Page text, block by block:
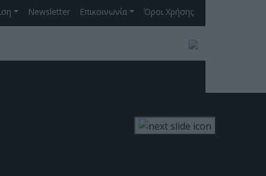
Newsletter Επικοινωνία Όροι Χρήσης
Στόχος